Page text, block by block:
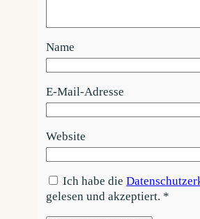
Name
E-Mail-Adresse
Website
Ich habe die
gelesen und akzeptiert. *